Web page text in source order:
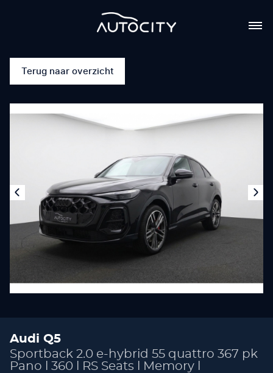
Terug naar overzicht
Audi Q5
Sportback 2.0 e-hybrid 55 quattro 367 pk
Pano l 360 l RS Seats l Memory l